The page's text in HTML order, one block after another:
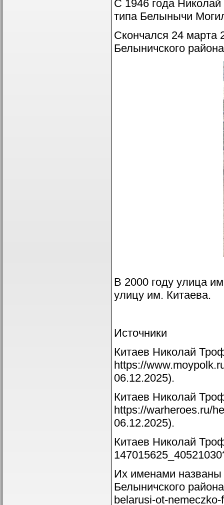
С 1946 года
типа Белынычи
Скончался 24 марта
Белыничского
В 2000 году улица
улицу им. Китаева.
Источники
Китаев Николай
https://
06.12.2025).
Китаев Николай
https://warheroes.ru/
06.12.2025).
Китаев Николай
Их именами
Белыничского
belarusi-ot-